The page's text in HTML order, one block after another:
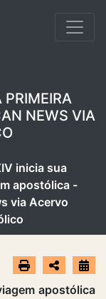
PRIMEIRA
NEWS VIA
inicia sua
apostólica -
via Acervo